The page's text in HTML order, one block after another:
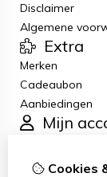
Disclaimer
Algemene
Extra
Merken
Cadeaubon
Aanbiedingen
Mijn
Bestelhistorie
Cookies